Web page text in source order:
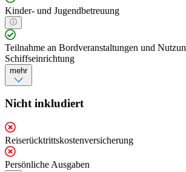
Kinder- und Jugendbetreuung
Teilnahme an Bordveranstaltungen und
Schiffseinrichtung
mehr
Nicht inkludiert
Reiserücktrittskostenversicherung
Persönliche Ausgaben